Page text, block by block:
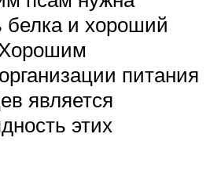
и хороший
питания
является
этих